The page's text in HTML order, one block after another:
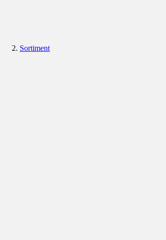
Sortiment